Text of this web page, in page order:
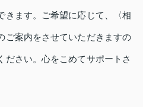
きます。ご希望に応じて、〈相
ご案内をさせていただきますの
ださい。心をこめてサポートさ